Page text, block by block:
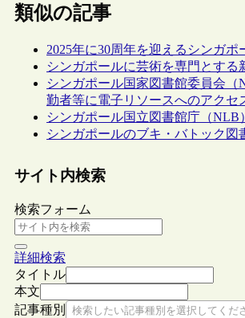
類似の記事
2025年に30周年を迎えるシンガ
シンガポールに芸術を専門とする
シンガポール国家図書館委員会
勤者等に電子リソースへのアクセ
シンガポール国立図書館庁（
シンガポールのブキ・バトック
サイト内検索
検索フォーム
詳細検索
タイトル
本文
記事種別
検索したい記事種別を選択してくだ